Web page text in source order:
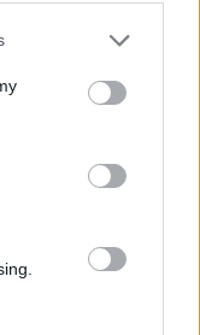
la
y Aleksei
i20 N
Rodríguez, en
mecánica